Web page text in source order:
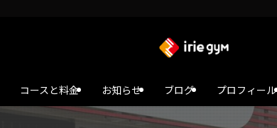
コースと料金 お知らせ ブログ プロフィール